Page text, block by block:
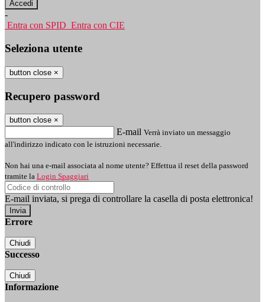
-
Entra con SPID Entra con CIE
Seleziona utente
button close ×
Recupero password
button close ×
E-mail Verrà inviato un messaggio
all'indirizzo indicato con le istruzioni necessarie.
Non hai una e-mail associata al nome utente? Effettua il reset della password
tramite la Login Spaggiari
E-mail inviata, si prega di controllare la casella di posta elettronica!
Errore
Chiudi
Successo
Chiudi
Informazione